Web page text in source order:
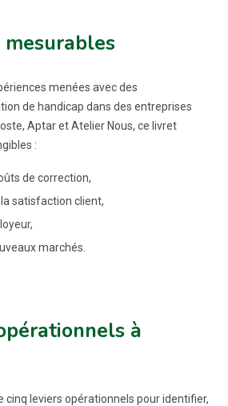
mesurables
menées avec des
de handicap dans des entreprises
Aptar et Atelier Nous, ce livret
:
de correction,
satisfaction client,
marchés.
à
cinq leviers opérationnels pour identifier,